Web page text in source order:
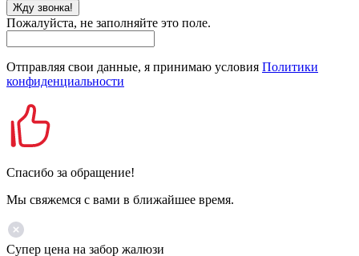
Жду звонка!
Пожалуйста, не заполняйте это поле.
Отправляя свои данные, я принимаю условия Политики
конфиденциальности
Спасибо за обращение!
Мы свяжемся с вами в ближайшее время.
Супер цена на забор жалюзи